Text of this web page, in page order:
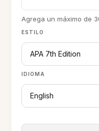
ESTILO
APA 7th Edition
IDIOMA
English
Agrega un máximo de